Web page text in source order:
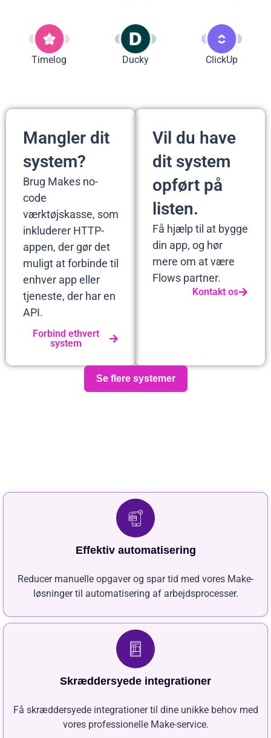
Timelog Ducky ClickUp
Mangler dit
system?
Brug Makes no-
code
værktøjskasse, som
inkluderer HTTP-
appen, der gør det
muligt at forbinde til
enhver app eller
tjeneste, der har en
API.
Forbind ethvert
system
Vil du have
dit system
opført på
listen.
Få hjælp til at bygge
din app, og hør
mere om at være
Flows partner.
Kontakt os
Se flere systemer
Effektiv automatisering
Reducer manuelle opgaver og spar tid med vores Make-
løsninger til automatisering af arbejdsprocesser.
Skræddersyede integrationer
Få skræddersyede integrationer til dine unikke behov med
vores professionelle Make-service.